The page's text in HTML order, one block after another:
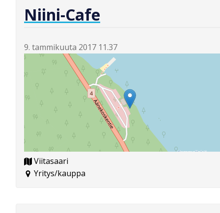
Niini-Cafe
9. tammikuuta 2017 11.37
Viitasaari
Yritys/kauppa